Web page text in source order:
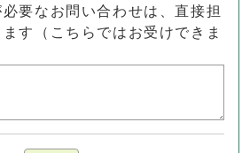
必要なお問い合わせは、直接担
す（こちらではお受けできま